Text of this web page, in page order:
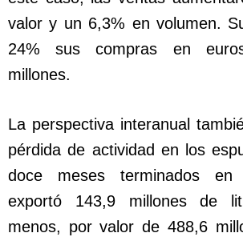
valor y un 6,3% en volumen.
24% sus compras en
millones.
La perspectiva interanual
pérdida de actividad en los
doce meses terminados en
exportó 143,9 millones de
menos, por valor de 488,6